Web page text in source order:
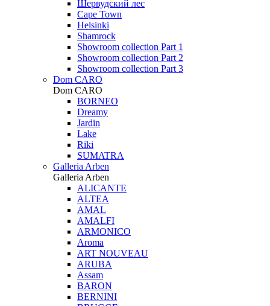
Шервудский лес
Cape Town
Helsinki
Shamrock
Showroom collection Part 1
Showroom collection Part 2
Showroom collection Part 3
Dom CARO
Dom CARO
BORNEO
Dreamy
Jardin
Lake
Riki
SUMATRA
Galleria Arben
Galleria Arben
ALICANTE
ALTEA
AMAL
AMALFI
ARMONICO
Aroma
ART NOUVEAU
ARUBA
Assam
BARON
BERNINI